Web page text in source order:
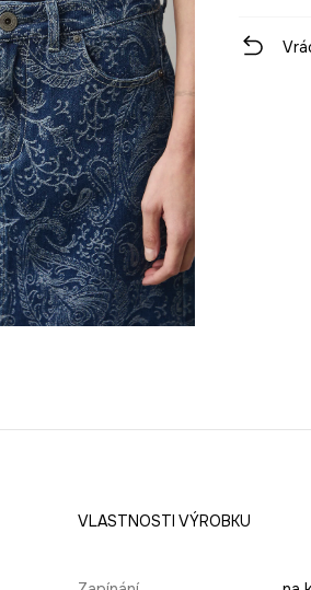
VLASTNOSTI VÝROBKU